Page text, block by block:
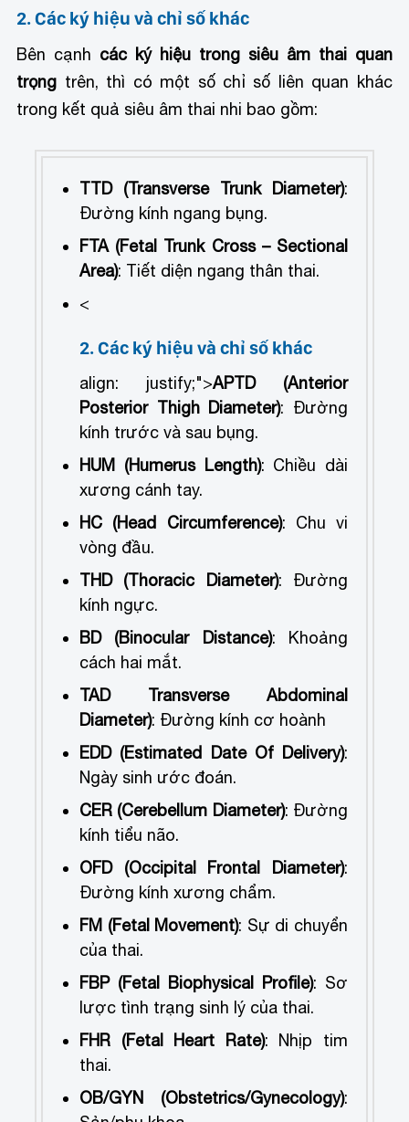
2. Các ký hiệu và chỉ số khác
Bên cạnh các ký hiệu trong siêu âm thai quan
trọng trên, thì có một số chỉ số liên quan khác
trong kết quả siêu âm thai nhi bao gồm:
TTD (Transverse Trunk Diameter):
Đường kính ngang bụng.
FTA (Fetal Trunk Cross – Sectional
Area): Tiết diện ngang thân thai.
<
2. Các ký hiệu và chỉ số khác
align: justify;">APTD (Anterior
Posterior Thigh Diameter): Đường
kính trước và sau bụng.
HUM (Humerus Length): Chiều dài
xương cánh tay.
HC (Head Circumference): Chu vi
vòng đầu.
THD (Thoracic Diameter): Đường
kính ngực.
BD (Binocular Distance): Khoảng
cách hai mắt.
TAD Transverse Abdominal
Diameter): Đường kính cơ hoành
EDD (Estimated Date Of Delivery):
Ngày sinh ước đoán.
CER (Cerebellum Diameter): Đường
kính tiểu não.
OFD (Occipital Frontal Diameter):
Đường kính xương chẩm.
FM (Fetal Movement): Sự di chuyển
của thai.
FBP (Fetal Biophysical Profile): Sơ
lược tình trạng sinh lý của thai.
FHR (Fetal Heart Rate): Nhịp tim
thai.
OB/GYN (Obstetrics/Gynecology):